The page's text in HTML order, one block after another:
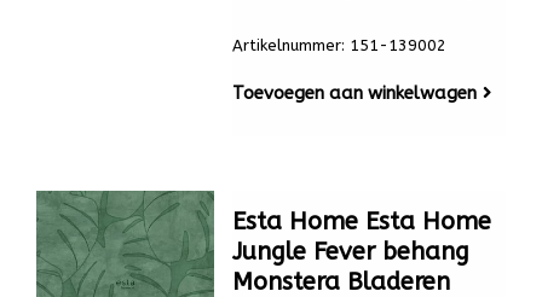
Artikelnummer: 151-139002
Toevoegen aan winkelwagen
Esta Home Esta Home
Jungle Fever behang
Monstera Bladeren